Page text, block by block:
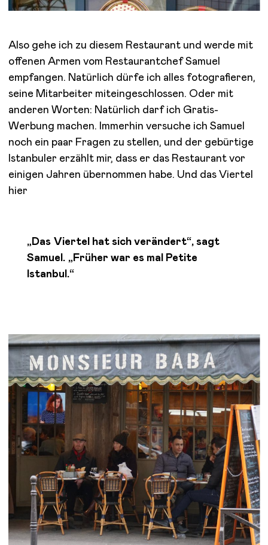
Also gehe ich zu diesem Restaurant und werde mit
offenen Armen vom Restaurantchef Samuel
empfangen. Natürlich dürfe ich alles fotografieren,
seine Mitarbeiter miteingeschlossen. Oder mit
anderen Worten: Natürlich darf ich Gratis-
Werbung machen. Immerhin versuche ich Samuel
noch ein paar Fragen zu stellen, und der gebürtige
Istanbuler erzählt mir, dass er das Restaurant vor
einigen Jahren übernommen habe. Und das Viertel
hier
„Das Viertel hat sich verändert“, sagt
Samuel. „Früher war es mal Petite
Istanbul.“